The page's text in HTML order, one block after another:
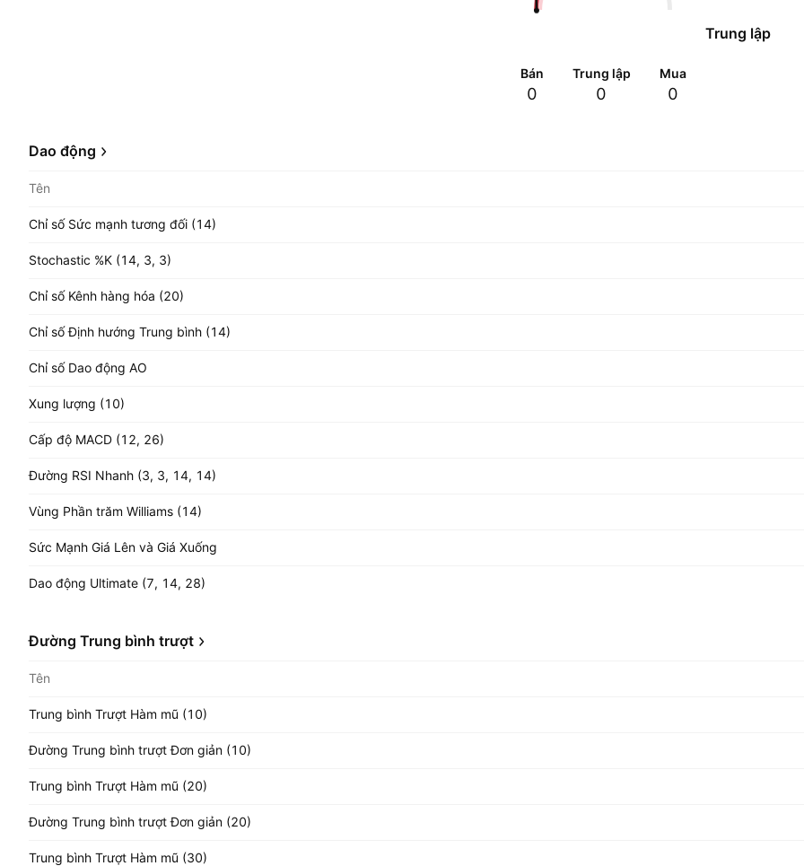
Trung lập
Bán
0
Trung lập
0
Mua
0
Dao động
Tên
Chỉ số Sức mạnh tương đối (14)
Stochastic %K (14, 3, 3)
Chỉ số Kênh hàng hóa (20)
Chỉ số Định hướng Trung bình (14)
Chỉ số Dao động AO
Xung lượng (10)
Cấp độ MACD (12, 26)
Đường RSI Nhanh (3, 3, 14, 14)
Vùng Phần trăm Williams (14)
Sức Mạnh Giá Lên và Giá Xuống
Dao động Ultimate (7, 14, 28)
Đường Trung bình trượt
Tên
Trung bình Trượt Hàm mũ (10)
Đường Trung bình trượt Đơn giản (10)
Trung bình Trượt Hàm mũ (20)
Đường Trung bình trượt Đơn giản (20)
Trung bình Trượt Hàm mũ (30)